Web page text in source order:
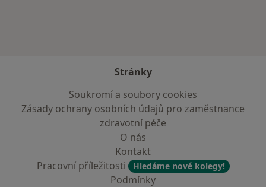
Stránky
Soukromí a soubory cookies
Zásady ochrany osobních údajů pro zaměstnance
zdravotní péče
O nás
Kontakt
Pracovní příležitosti
Hledáme nové kolegy!
Podmínky